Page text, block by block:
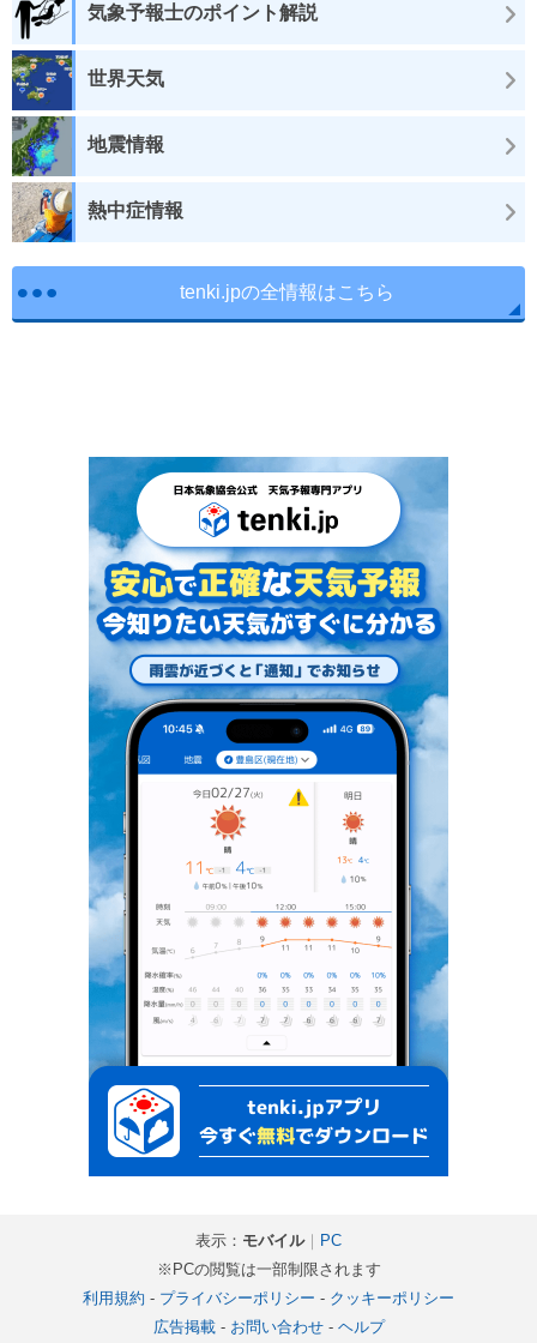
気象予報士のポイント解説
世界天気
地震情報
熱中症情報
tenki.jpの全情報はこちら
表示： モバイル｜ PC
※PCの閲覧は一部制限されます
利用規約 - プライバシーポリシー - クッキーポリシー
広告掲載- お問い合わせ- ヘルプ